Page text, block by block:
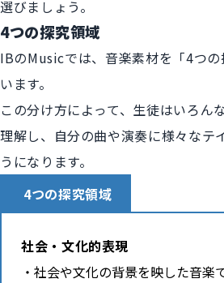
選びましょう。
4つの探究領域
IBのMusicでは、音楽素材を「4つ
います。
この分け方によって、生徒はいろん
理解し、自分の曲や演奏に様々なテ
うになります。
4つの探究領域
社会・文化的表現
社会や文化の背景を映した音楽で